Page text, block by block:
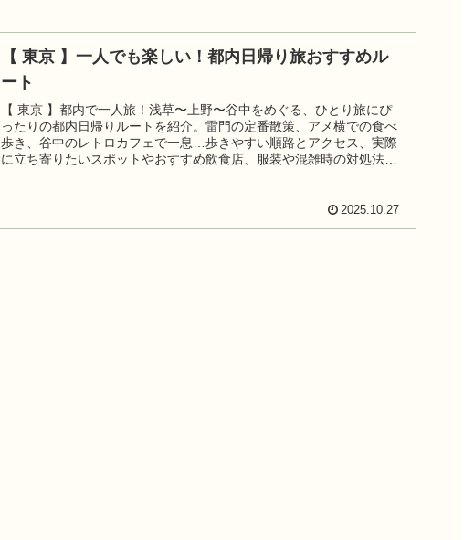
【 東京 】一人でも楽しい！都内日帰り旅おすすめル
ート
【 東京 】都内で一人旅！浅草〜上野〜谷中をめぐる、ひとり旅にぴ
ったりの都内日帰りルートを紹介。雷門の定番散策、アメ横での食べ
歩き、谷中のレトロカフェで一息…歩きやすい順路とアクセス、実際
に立ち寄りたいスポットやおすすめ飲食店、服装や混雑時の対処法ま
2025.10.27